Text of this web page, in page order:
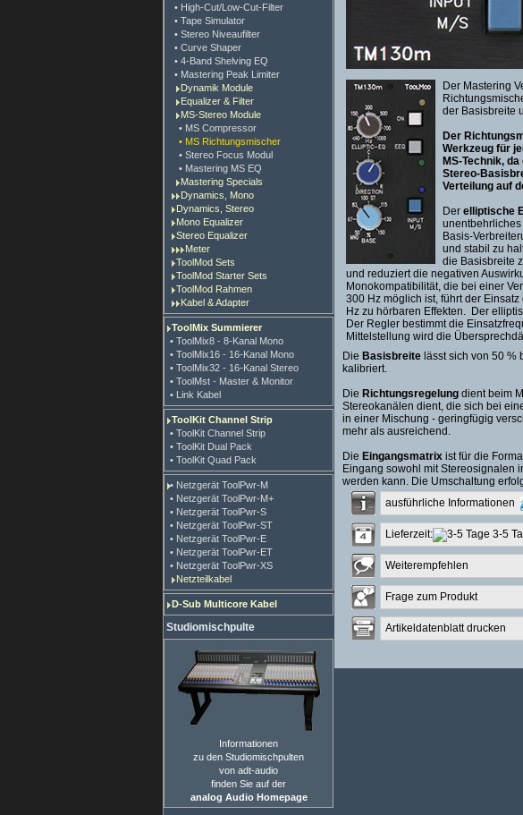
• High-Cut/Low-Cut-Filter
• Tape Simulator
• Stereo Niveaufilter
• Curve Shaper
• 4-Band Shelving EQ
• Mastering Peak Limiter
Dynamik Module
Equalizer & Filter
MS-Stereo Module
• MS Compressor
• MS Richtungsmischer
• Stereo Focus Modul
• Mastering MS EQ
Mastering Specials
Dynamics, Mono
Dynamics, Stereo
Mono Equalizer
Stereo Equalizer
Meter
ToolMod Sets
ToolMod Starter Sets
ToolMod Rahmen
Kabel & Adapter
ToolMix Summierer
• ToolMix8 - 8-Kanal Mono
• ToolMix16 - 16-Kanal Mono
• ToolMix32 - 16-Kanal Stereo
• ToolMst - Master & Monitor
• Link Kabel
ToolKit Channel Strip
• ToolKit Channel Strip
• ToolKit Dual Pack
• ToolKit Quad Pack
• Netzgerät ToolPwr-M
• Netzgerät ToolPwr-M+
• Netzgerät ToolPwr-S
• Netzgerät ToolPwr-ST
• Netzgerät ToolPwr-E
• Netzgerät ToolPwr-ET
• Netzgerät ToolPwr-XS
Netzteilkabel
D-Sub Multicore Kabel
Studiomischpulte
Informationen
zu den Studiomischpulten
von adt-audio
finden Sie auf der
analog Audio Homepage
Der Mastering
der Basisbreite
Der
Werkzeug für
MS-Technik,
Stereo-
Verteilung auf
Der elliptische
Basis-
und stabil zu
die Basisbreite
und reduziert die negativen
Monokompatibilität, die bei einer
300 Hz möglich ist, führt der
Hz zu hörbaren Effekten. Der
Der Regler bestimmt die
Mittelstellung wird die
Die Basisbreite lässt sich von 50 %
kalibriert.
Die Richtungsregelung dient beim
Stereokanälen dient, die sich bei
in einer Mischung - geringfügig
mehr als ausreichend.
Die Eingangsmatrix ist für die
Eingang sowohl mit Stereosignalen
werden kann. Die Umschaltung
ausführliche Informationen
Lieferzeit: 3-5
Weiterempfehlen
Frage zum Produkt
Artikeldatenblatt drucken